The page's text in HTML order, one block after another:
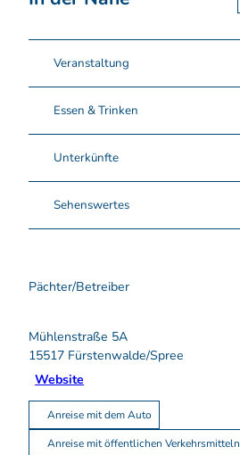
Veranstaltung
Essen & Trinken
Unterkünfte
Sehenswertes
Pächter/Betreiber
Mühlenstraße 5A
15517 Fürstenwalde/Spree
Website
Anreise mit dem Auto
Anreise mit öffentlichen Verkehrsmitteln